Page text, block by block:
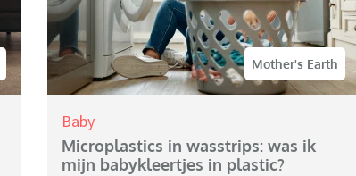
Mother's Earth
Baby
Microplastics in wasstrips: was ik
mijn babykleertjes in plastic?